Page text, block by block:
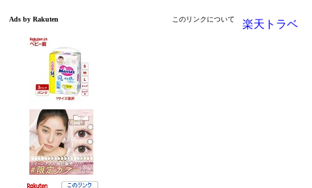
楽天トラベ